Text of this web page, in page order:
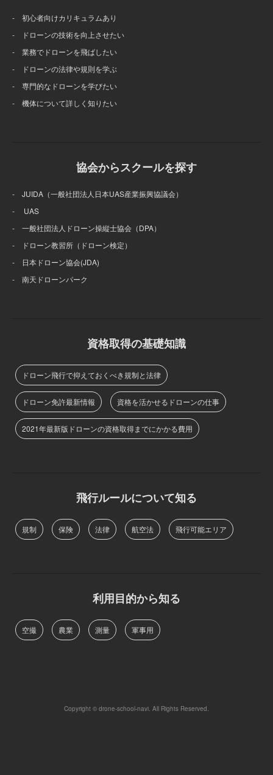
- 初心者向けカリキュラムあり
- ドローンの技術を向上させたい
- 業務でドローンを飛ばしたい
- ドローンの法律や規則を学ぶ
- 専門的なドローンを学びたい
- 機体について詳しく知りたい
協会からスクールを探す
- JUIDA（一般社団法人日本UAS産業振興協議会）
- UAS
- 一般社団法人ドローン操縦士協会（DPA）
- ドローン教習所（ドローン検定）
- 日本ドローン協会(JDA)
- 南天ドローンパーク
資格取得の基礎知識
ドローン飛行で抑えておくべき規制と法律
ドローン免許最新情報 資格を活かせるドローンの仕事
2021年最新版ドローンの資格取得までにかかる費用
飛行ルールについて知る
規制 保険 法律 航空法 飛行可能エリア
利用目的から知る
空撮 農業 測量 軍事用
Copyright © drone-school-navi. All Rights Reserved.